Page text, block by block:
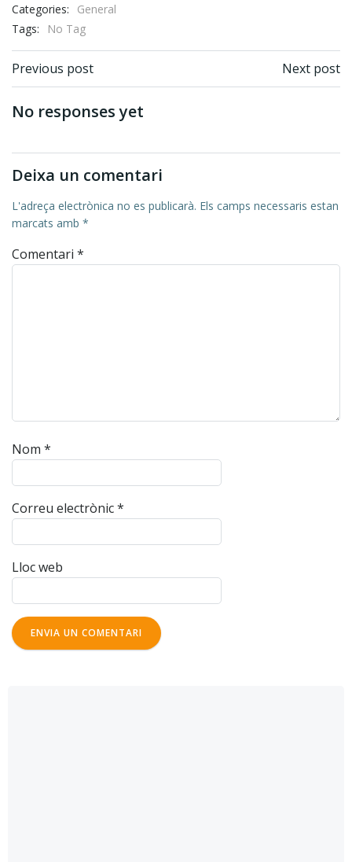
Categories:
General
Tags:
No Tag
Previous post Next post
No responses yet
Deixa un comentari
L'adreça electrònica no es publicarà. Els camps necessaris estan
marcats amb *
Comentari *
Nom *
Correu electrònic*
Lloc web